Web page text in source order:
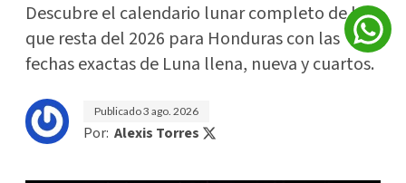
Descubre el calendario lunar completo de lo
que resta del 2026 para Honduras con las
fechas exactas de Luna llena, nueva y cuartos.
Publicado3 ago. 2026
Por: Alexis Torres